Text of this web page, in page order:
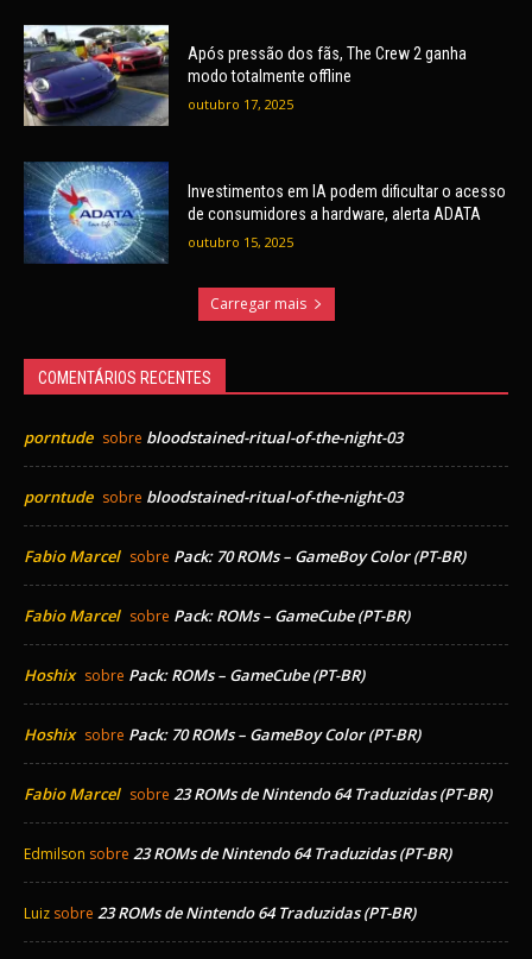
Após pressão dos fãs, The Crew 2 ganha
modo totalmente offline
outubro 17, 2025
Investimentos em IA podem dificultar o acesso
de consumidores a hardware, alerta ADATA
outubro 15, 2025
Carregar mais
COMENTÁRIOS RECENTES
porntude sobre bloodstained-ritual-of-the-night-03
porntude sobre bloodstained-ritual-of-the-night-03
Fabio Marcel sobre Pack: 70 ROMs – GameBoy Color (PT-BR)
Fabio Marcel sobre Pack: ROMs – GameCube (PT-BR)
Hoshix sobre Pack: ROMs – GameCube (PT-BR)
Hoshix sobre Pack: 70 ROMs – GameBoy Color (PT-BR)
Fabio Marcel sobre 23 ROMs de Nintendo 64 Traduzidas (PT-BR)
Edmilson sobre 23 ROMs de Nintendo 64 Traduzidas (PT-BR)
Luiz sobre 23 ROMs de Nintendo 64 Traduzidas (PT-BR)